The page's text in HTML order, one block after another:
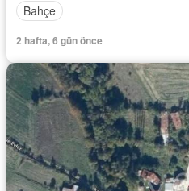
Bahçe
2 hafta, 6 gün önce